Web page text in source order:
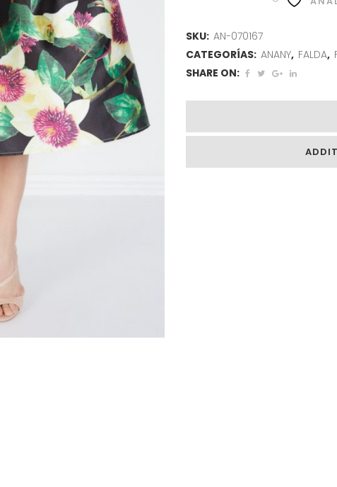
SKU: AN-070167
CATEGORÍAS: ANANY, FALDA,
SHARE ON: